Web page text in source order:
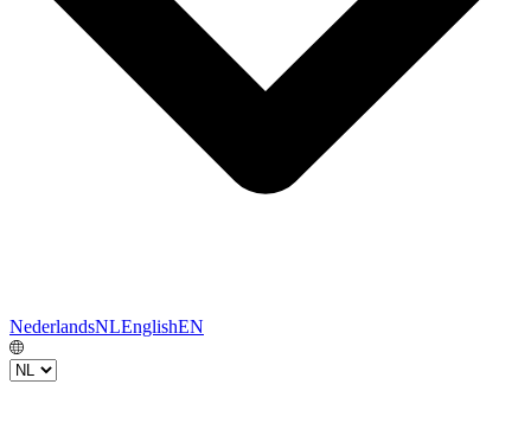
NederlandsNLEnglishEN